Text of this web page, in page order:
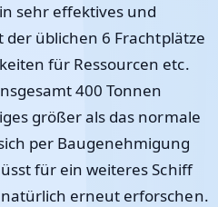
sehr effektives und
der üblichen 6 Frachtplätze
für Ressourcen etc.
400 Tonnen
größer als das normale
per Baugenehmigung
für ein weiteres Schiff
erneut erforschen.